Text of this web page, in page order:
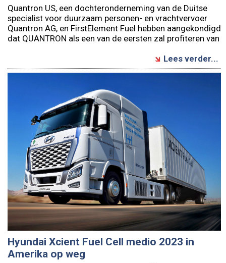
Quantron US, een dochteronderneming van de Duitse
specialist voor duurzaam personen- en vrachtvervoer
Quantron AG, en FirstElement Fuel hebben aangekondigd
dat QUANTRON als een van de eersten zal profiteren van
Lees verder...
Hyundai Xcient Fuel Cell medio 2023 in
Amerika op weg